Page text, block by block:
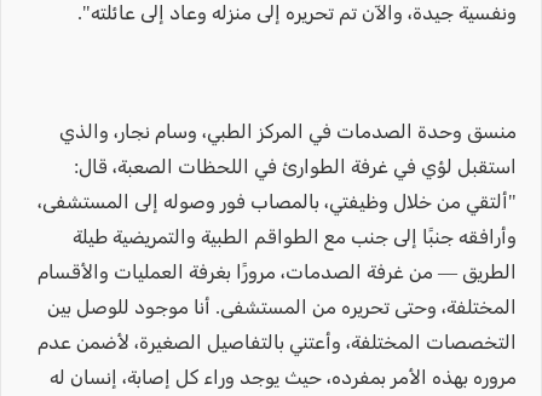
ونفسية جيدة، والآن تم تحريره إلى منزله وعاد إلى عائلته".
منسق وحدة الصدمات في المركز الطبي، وسام نجار، والذي
استقبل لؤي في غرفة الطوارئ في اللحظات الصعبة، قال:
"ألتقي من خلال وظيفتي، بالمصاب فور وصوله إلى المستشفى،
وأرافقه جنبًا إلى جنب مع الطواقم الطبية والتمريضية طيلة
الطريق — من غرفة الصدمات، مرورًا بغرفة العمليات والأقسام
المختلفة، وحتى تحريره من المستشفى. أنا موجود للوصل بين
التخصصات المختلفة، وأعتني بالتفاصيل الصغيرة، لأضمن عدم
مروره بهذه الأمر بمفرده، حيث يوجد وراء كل إصابة، إنسان له